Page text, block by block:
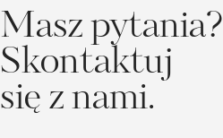
Masz pytania?
Skontaktuj
się z nami.